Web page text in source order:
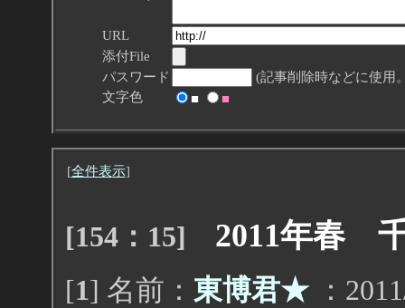
URL
添付File
パスワード
(記事削除時などに使用
文字色
■ ■
[全件表示]
[154：15] 2011年春
[1] 名前： 東博君★：